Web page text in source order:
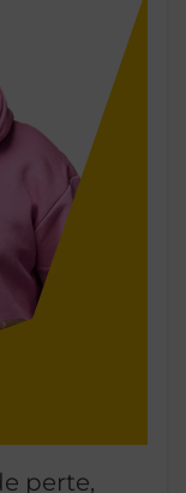
perte,